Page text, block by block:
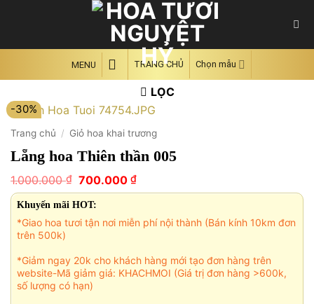
MENU TRANG CHỦ Chọn mẫu
LỌC
-30%
Trang chủ / Giỏ hoa khai trương
Lẵng hoa Thiên thần 005
1.000.000₫ Giá
gốc
là:
1.000.000 ₫.
700.000 ₫Giá
hiện
700.000 ₫.
Khuyến mãi HOT:
*Giao hoa tươi tận nơi miễn phí nội thành (Bán kính 10km đơn
trên 500k)
*Giảm ngay 20k cho khách hàng mới tạo đơn hàng trên
website-Mã giảm giá: KHACHMOI (Giá trị đơn hàng >600k,
số lượng có hạn)